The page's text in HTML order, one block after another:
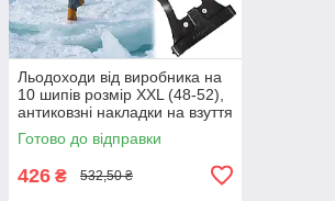
Льодоходи від виробника на
10 шипів розмір XXL (48-52),
антиковзні накладки на взуття
| ледоступы на обувь
Готово до відправки
426 ₴ 532,50 ₴